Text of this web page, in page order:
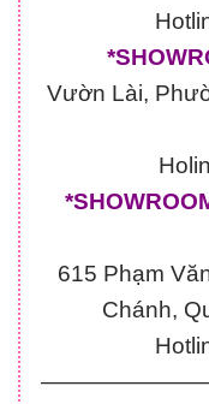
Vườn Lài,
615 Phạm
Chánh,